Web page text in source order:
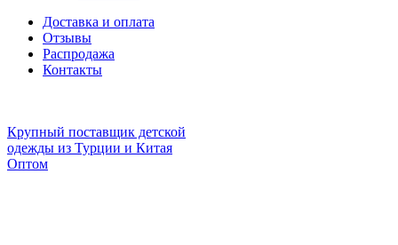
Доставка и оплата
Отзывы
Распродажа
Контакты
Крупный поставщик детской
одежды из Турции и Китая
Оптом